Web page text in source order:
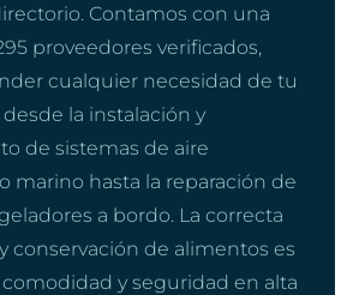
Contamos con una
proveedores verificados,
cualquier necesidad de tu
la instalación y
de sistemas de aire
marino hasta la reparación de
a bordo. La correcta
conservación de alimentos es
comodidad y seguridad en alta